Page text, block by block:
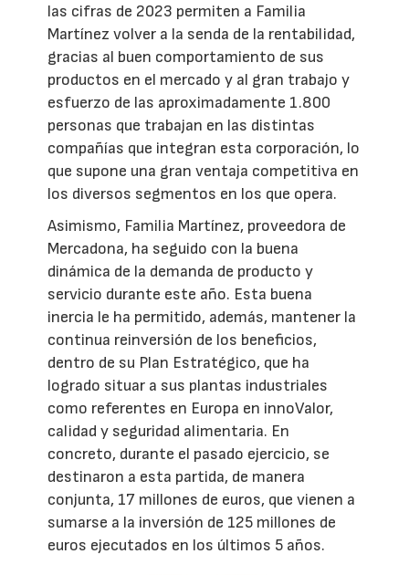
las cifras de 2023 permiten a Familia
Martínez volver a la senda de la rentabilidad,
gracias al buen comportamiento de sus
productos en el mercado y al gran trabajo y
esfuerzo de las aproximadamente 1.800
personas que trabajan en las distintas
compañías que integran esta corporación, lo
que supone una gran ventaja competitiva en
los diversos segmentos en los que opera.
Asimismo, Familia Martínez, proveedora de
Mercadona, ha seguido con la buena
dinámica de la demanda de producto y
servicio durante este año. Esta buena
inercia le ha permitido, además, mantener la
continua reinversión de los beneficios,
dentro de su Plan Estratégico, que ha
logrado situar a sus plantas industriales
como referentes en Europa en innoValor,
calidad y seguridad alimentaria. En
concreto, durante el pasado ejercicio, se
destinaron a esta partida, de manera
conjunta, 17 millones de euros, que vienen a
sumarse a la inversión de 125 millones de
euros ejecutados en los últimos 5 años.